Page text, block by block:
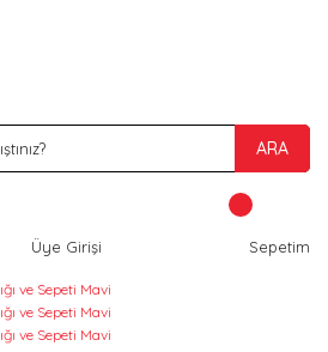
ARA
Üye Girişi Sepetim